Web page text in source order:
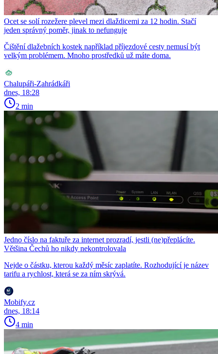
Ocet se solí rozežere plevel mezi dlaždicemi za 12 hodin. Stačí
jeden správný poměr, jinak to nefunguje
Čištění dlažebních kostek například příjezdové cesty nemusí být
velkým problémem. Mnoho prostředků už máte doma.
Chalupáři-Zahrádkáři
dnes, 18:28
2 min
Jedno číslo na faktuře za internet prozradí, jestli (ne)přeplácíte.
Většina Čechů ho nikdy nekontrolovala
Nejde o částku, kterou každý měsíc zaplatíte. Rozhodující je název
tarifu a rychlost, která se za ním skrývá.
Mobify.cz
dnes, 18:14
4 min